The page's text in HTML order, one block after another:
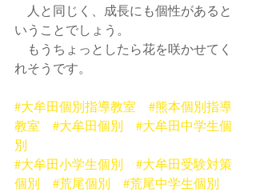
人と同じく、成長にも個性があると
いうことでしょう。
もうちょっとしたら花を咲かせてく
れそうです。
#大牟田個別指導教室
#熊本個別指導
教室
#大牟田個別
#大牟田中学生個
別
#大牟田小学生個別
#大牟田受験対策
個別
#荒尾個別
#荒尾中学生個別